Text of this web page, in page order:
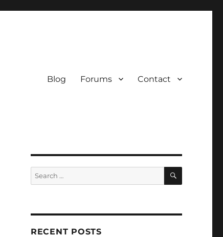
Blog Forums Contact
Search
for:
SEARCH
RECENT POSTS